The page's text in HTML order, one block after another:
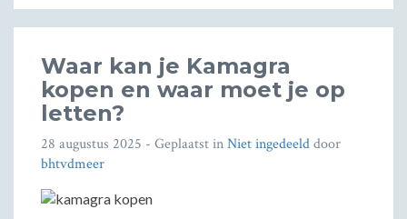
Waar kan je Kamagra
kopen en waar moet je op
letten?
28 augustus 2025 - Geplaatst inNiet ingedeelddoor
bhtvdmeer